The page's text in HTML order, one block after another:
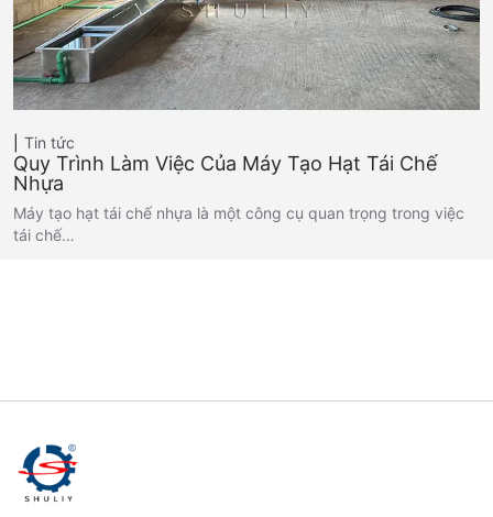
Tin tức
Quy Trình Làm Việc Của Máy Tạo Hạt Tái Chế
Nhựa
Máy tạo hạt tái chế nhựa là một công cụ quan trọng trong việc
tái chế…